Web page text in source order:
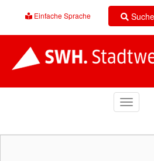
Einfache Sprache